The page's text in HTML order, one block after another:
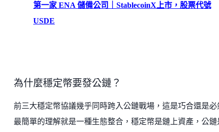
第一家 ENA 儲備公司｜StablecoinX上市，股票代號
USDE
為什麼穩定幣要發公鏈？
前三大穩定幣協議幾乎同時跨入公鏈戰場，這是巧合還是必
最簡單的理解就是一種生態整合，穩定幣是鏈上資產，公鏈